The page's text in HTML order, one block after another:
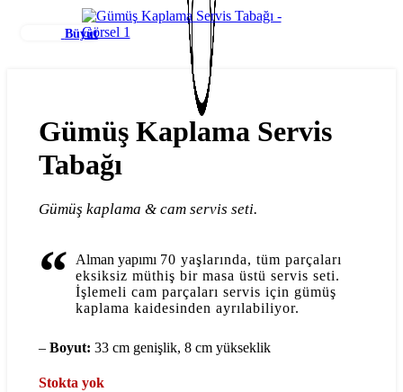
Büyüt
Gümüş Kaplama Servis
Tabağı
Gümüş kaplama & cam servis seti.
“ Alman yapımı 70 yaşlarında, tüm parçaları
eksiksiz müthiş bir masa üstü servis seti.
İşlemeli cam parçaları servis için gümüş
kaplama kaidesinden ayrılabiliyor.
– Boyut: 33 cm genişlik, 8 cm yükseklik
Stokta yok